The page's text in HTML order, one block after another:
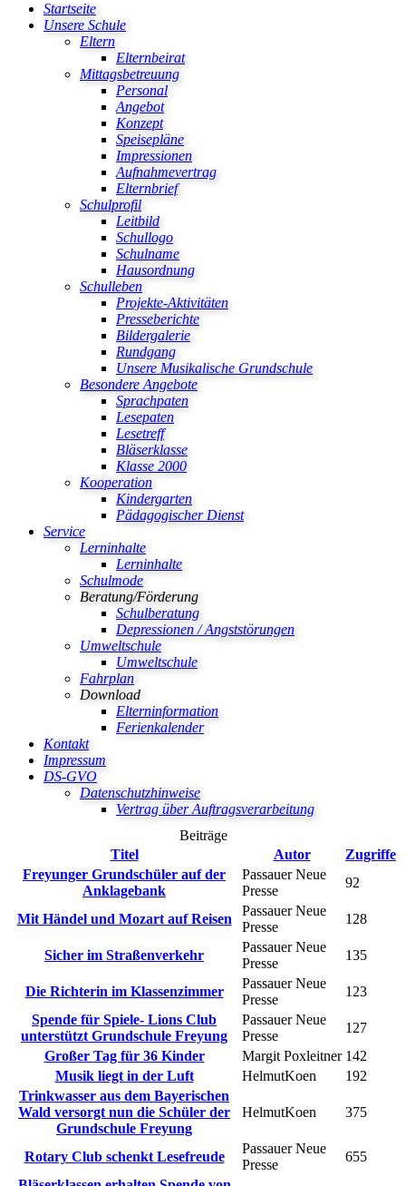
Startseite
Unsere Schule
Eltern
Elternbeirat
Mittagsbetreuung
Personal
Angebot
Konzept
Speisepläne
Impressionen
Aufnahmevertrag
Elternbrief
Schulprofil
Leitbild
Schullogo
Schulname
Hausordnung
Schulleben
Projekte-Aktivitäten
Presseberichte
Bildergalerie
Rundgang
Unsere Musikalische Grundschule
Besondere Angebote
Sprachpaten
Lesepaten
Lesetreff
Bläserklasse
Klasse 2000
Kooperation
Kindergarten
Pädagogischer Dienst
Service
Lerninhalte
Lerninhalte
Schulmode
Beratung/Förderung
Schulberatung
Depressionen / Angststörungen
Umweltschule
Umweltschule
Fahrplan
Download
Elterninformation
Ferienkalender
Kontakt
Impressum
DS-GVO
Datenschutzhinweise
Vertrag über Auftragsverarbeitung
Beiträge
Titel
Autor
Zugriffe
Freyunger Grundschüler auf der
Anklagebank
Passauer Neue
Presse
92
Mit Händel und Mozart auf Reisen
Passauer Neue
Presse
128
Sicher im Straßenverkehr
Passauer Neue
Presse
135
Die Richterin im Klassenzimmer
Passauer Neue
Presse
123
Spende für Spiele- Lions Club
unterstützt Grundschule Freyung
Passauer Neue
Presse
127
Großer Tag für 36 Kinder
Margit Poxleitner 142
Musik liegt in der Luft
HelmutKoen
192
Trinkwasser aus dem Bayerischen
Wald versorgt nun die Schüler der
Grundschule Freyung
HelmutKoen 375
Rotary Club schenkt Lesefreude
Passauer Neue
Presse
655